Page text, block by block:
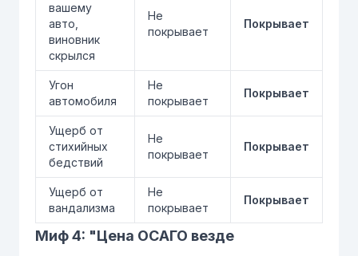
вашему
авто,
виновник
скрылся
Не
покрывает
Покрывает
Угон
автомобиля
Не
покрывает
Покрывает
Ущерб от
стихийных
бедствий
Не
покрывает
Покрывает
Ущерб от
вандализма
Не
покрывает
Покрывает
Миф 4: "Цена ОСАГО везде